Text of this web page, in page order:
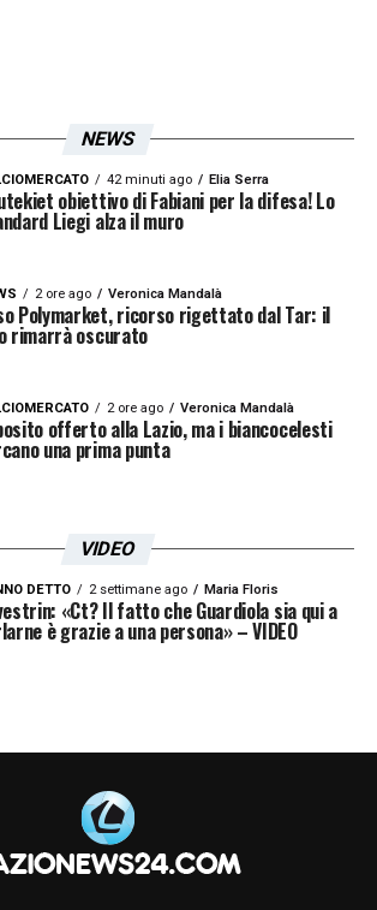
NEWS
42 minuti ago Elia Serra
obiettivo di Fabiani per la difesa! Lo
Liegi alza il muro
2 ore ago Veronica Mandalà
Polymarket, ricorso rigettato dal Tar: il
rimarrà oscurato
2 ore ago Veronica Mandalà
offerto alla Lazio, ma i biancocelesti
una prima punta
VIDEO
DETTO 2 settimane ago Maria Floris
«Ct? Il fatto che Guardiola sia qui a
è grazie a una persona» – VIDEO